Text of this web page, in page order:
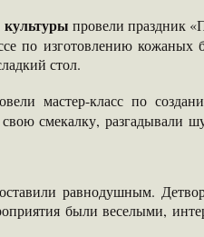
культуры провели праздник
по изготовлению кожаных
стол.
мастер-класс по
смекалку, разгадывали
равнодушным.
были веселыми,